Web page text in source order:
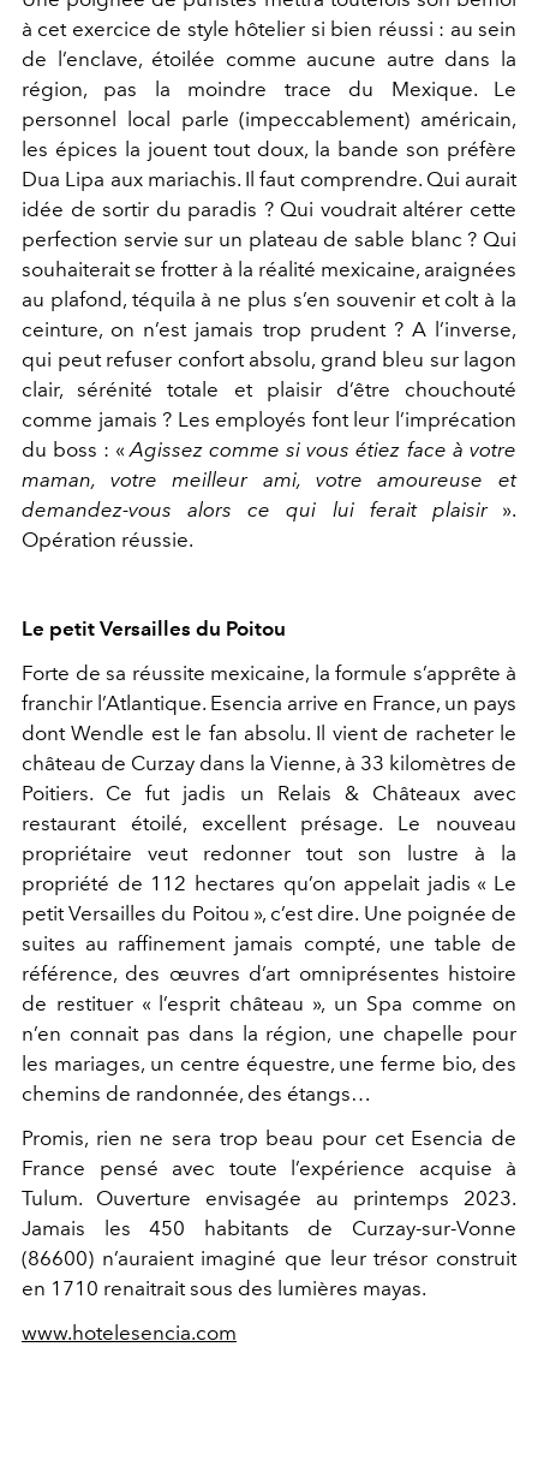
à cet exercice de style hôtelier si bien réussi : au sein
de l’enclave, étoilée comme aucune autre dans la
région, pas la moindre trace du Mexique. Le
personnel local parle (impeccablement) américain,
les épices la jouent tout doux, la bande son préfère
Dua Lipa aux mariachis. Il faut comprendre. Qui aurait
idée de sortir du paradis ? Qui voudrait altérer cette
perfection servie sur un plateau de sable blanc ? Qui
souhaiterait se frotter à la réalité mexicaine, araignées
au plafond, téquila à ne plus s’en souvenir et colt à la
ceinture, on n’est jamais trop prudent ? A l’inverse,
qui peut refuser confort absolu, grand bleu sur lagon
clair, sérénité totale et plaisir d’être chouchouté
comme jamais ? Les employés font leur l’imprécation
du boss : « Agissez comme si vous étiez face à votre
maman, votre meilleur ami, votre amoureuse et
demandez-vous alors ce qui lui ferait plaisir».
Opération réussie.
Le petit Versailles du Poitou
Forte de sa réussite mexicaine, la formule s’apprête à
franchir l’Atlantique. Esencia arrive en France, un pays
dont Wendle est le fan absolu. Il vient de racheter le
château de Curzay dans la Vienne, à 33 kilomètres de
Poitiers. Ce fut jadis un Relais & Châteaux avec
restaurant étoilé, excellent présage. Le nouveau
propriétaire veut redonner tout son lustre à la
propriété de 112 hectares qu’on appelait jadis « Le
petit Versailles du Poitou », c’est dire. Une poignée de
suites au raffinement jamais compté, une table de
référence, des œuvres d’art omniprésentes histoire
de restituer « l’esprit château », un Spa comme on
n’en connait pas dans la région, une chapelle pour
les mariages, un centre équestre, une ferme bio, des
chemins de randonnée, des étangs…
Promis, rien ne sera trop beau pour cet Esencia de
France pensé avec toute l’expérience acquise à
Tulum. Ouverture envisagée au printemps 2023.
Jamais les 450 habitants de Curzay-sur-Vonne
(86600) n’auraient imaginé que leur trésor construit
en 1710 renaitrait sous des lumières mayas.
www.hotelesencia.com